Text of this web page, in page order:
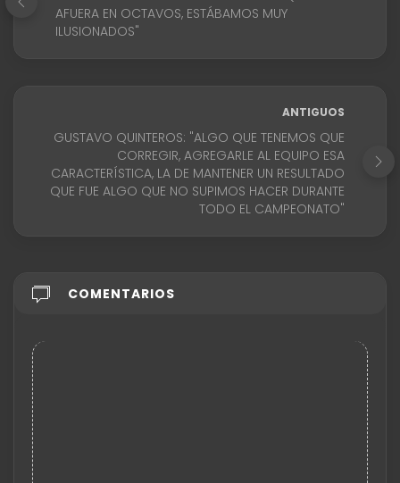
AFUERA EN OCTAVOS, ESTÁBAMOS MUY
ILUSIONADOS"
ANTIGUOS
GUSTAVO QUINTEROS: "ALGO QUE TENEMOS QUE
CORREGIR, AGREGARLE AL EQUIPO ESA
CARACTERÍSTICA, LA DE MANTENER UN RESULTADO
QUE FUE ALGO QUE NO SUPIMOS HACER DURANTE
TODO EL CAMPEONATO"
COMENTARIOS